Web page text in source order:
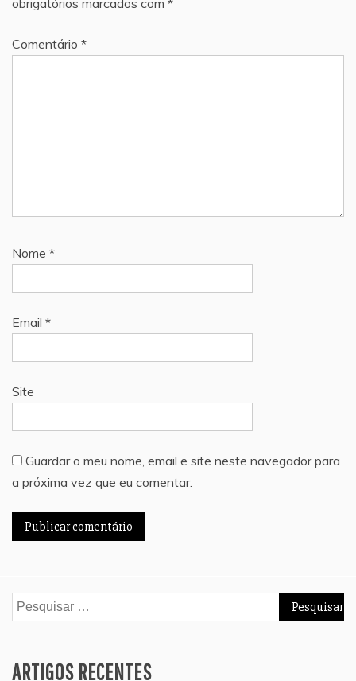
Comentário *
Nome *
Email *
Site
Guardar o meu nome, email e site neste navegador para
a próxima vez que eu comentar.
Pesquisar
por:
ARTIGOS RECENTES